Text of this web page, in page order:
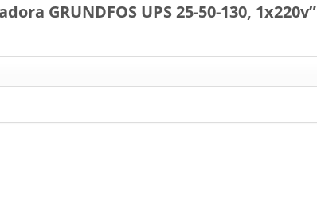
GRUNDFOS UPS 25-50-130, 1x220v”